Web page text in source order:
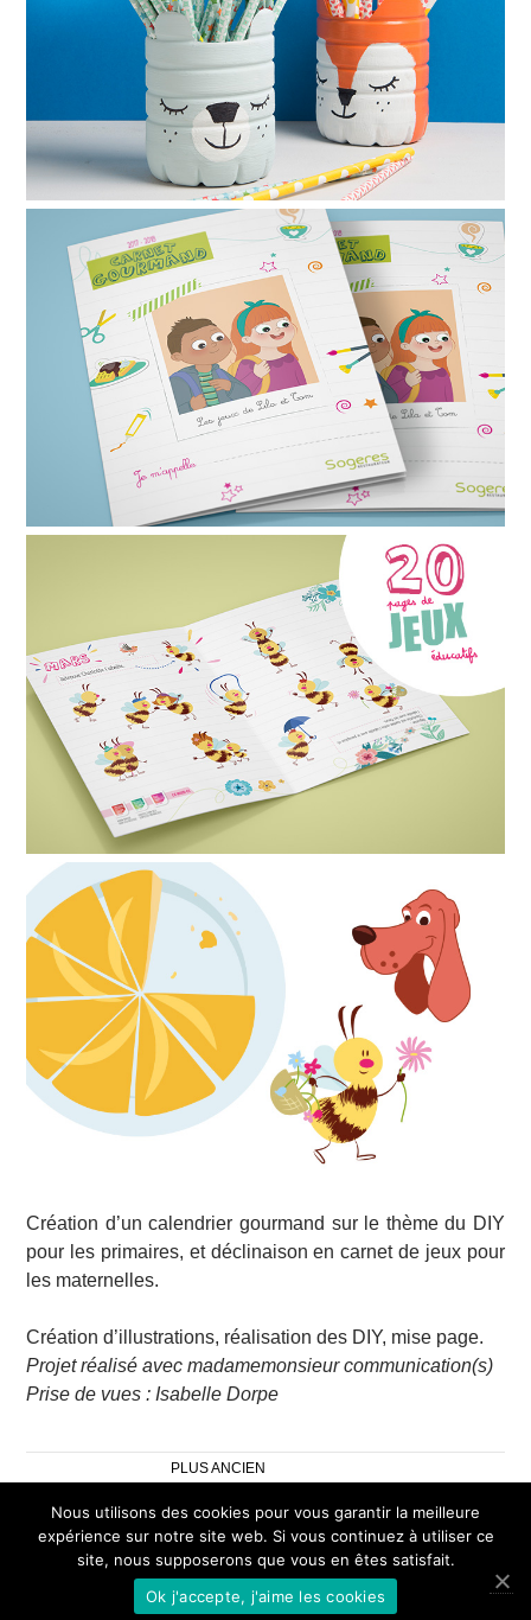
Création d’un calendrier gourmand sur le thème du DIY
pour les primaires, et déclinaison en carnet de jeux pour
les maternelles.
Création d’illustrations, réalisation des DIY, mise page.
Projet réalisé avec madamemonsieur communication(s)
Prise de vues : Isabelle Dorpe
ARTICLES
PLUS ANCIEN
Nous utilisons des cookies pour vous garantir la meilleure
expérience sur notre site web. Si vous continuez à utiliser ce
site, nous supposerons que vous en êtes satisfait.
Ok j'accepte, j'aime les cookies